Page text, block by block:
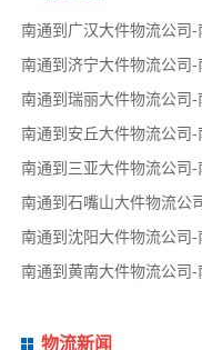
南通到广汉大件物流公司
南通到济宁大件物流公司
南通到瑞丽大件物流公司
南通到安丘大件物流公司
南通到三亚大件物流公司
南通到沈阳大件物流公司
南通到黄南大件物流公司
物流新闻